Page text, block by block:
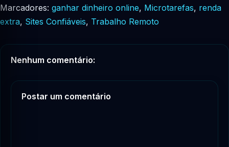
Marcadores: ganhar dinheiro online, Microtarefas, renda
extra, Sites Confiáveis, Trabalho Remoto
Nenhum comentário:
Postar um comentário